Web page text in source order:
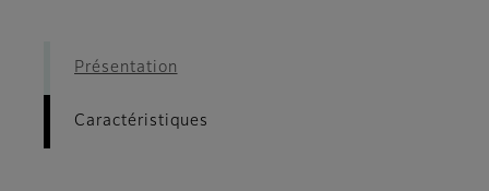
Présentation
Caractéristiques